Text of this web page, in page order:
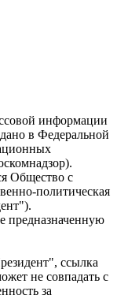
информации
в Федеральной
Общество с
политическая
предназначенную
ссылка
не совпадать с
за